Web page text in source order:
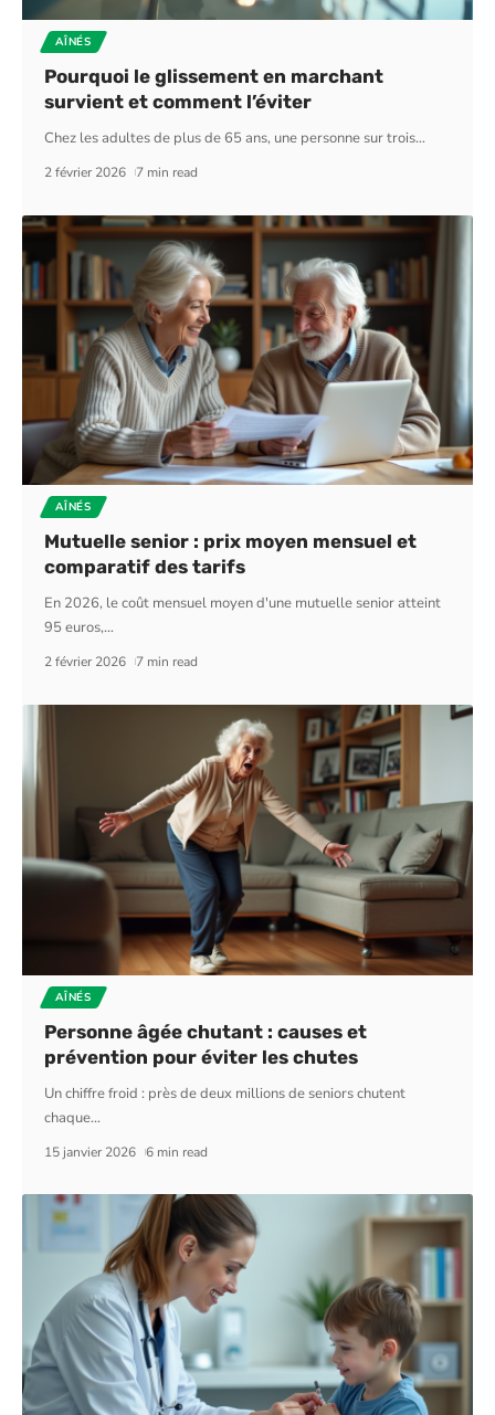
AÎNÉS
Pourquoi le glissement en marchant
survient et comment l’éviter
Chez les adultes de plus de 65 ans, une personne sur trois…
2 février 2026 7 min read
AÎNÉS
Mutuelle senior : prix moyen mensuel et
comparatif des tarifs
En 2026, le coût mensuel moyen d'une mutuelle senior atteint
95 euros,…
2 février 2026 7 min read
AÎNÉS
Personne âgée chutant : causes et
prévention pour éviter les chutes
Un chiffre froid : près de deux millions de seniors chutent
chaque…
15 janvier 2026 6 min read